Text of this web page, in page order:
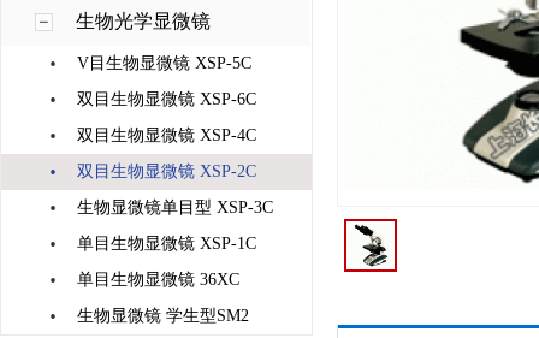
生物光学显微镜
· V目生物显微镜 XSP-5C
· 双目生物显微镜 XSP-6C
· 双目生物显微镜 XSP-4C
· 双目生物显微镜 XSP-2C
· 生物显微镜单目型 XSP-3C
· 单目生物显微镜 XSP-1C
· 单目生物显微镜 36XC
· 生物显微镜 学生型SM2